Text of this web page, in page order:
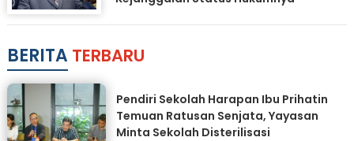
BERITA TERBARU
Pendiri Sekolah Harapan Ibu Prihatin
Temuan Ratusan Senjata, Yayasan
Minta Sekolah Disterilisasi